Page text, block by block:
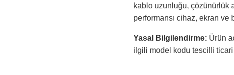
kablo uzunluğu, çözünürlük
performansı cihaz, ekran ve
Yasal Bilgilendirme: Ürün
ilgili model kodu tescilli ticari